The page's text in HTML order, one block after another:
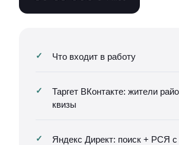
Что входит в работу
Таргет ВКонтакте: жители
квизы
Яндекс Директ: поиск + РСЯ